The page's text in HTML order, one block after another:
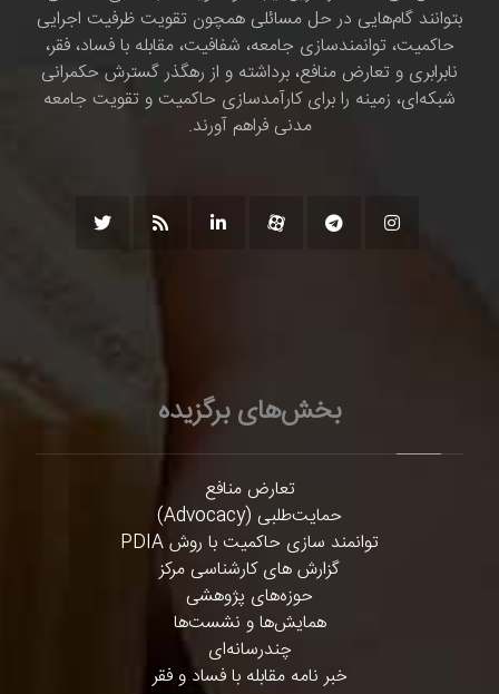
بتوانند گام‌هایی در حل مسائلی همچون تقویت ظرفیت اجرایی
حاکمیت، توانمندسازی جامعه، شفافیت، مقابله با فساد، فقر،
نابرابری و تعارض منافع، برداشته و از رهگذر گسترش حکمرانی
شبکه‌ای، زمینه را برای کارآمدسازی حاکمیت و تقویت جامعه
مدنی فراهم آورند.
بخش‌های برگزیده
تعارض منافع
حمایت‌طلبی (Advocacy)
توانمند سازی حاکمیت با روش PDIA
گزارش های کارشناسی مرکز
حوزه‌های پژوهشی
همایش‌ها و نشست‌ها
چندرسانه‌ای
خبر نامه مقابله با فساد و فقر